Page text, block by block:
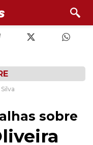
sobre